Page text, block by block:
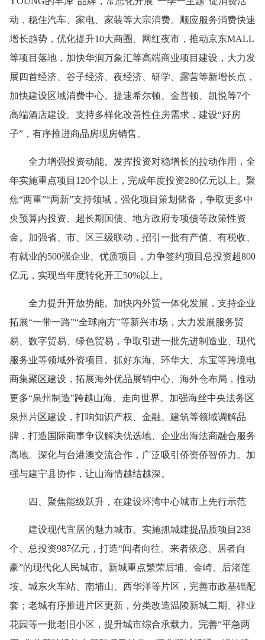
动，稳住汽车、家电、家装等大宗消费。顺应服务消费快速
增长趋势，优化提升10大商圈、网红夜市，推动京东MALL
等项目落地，加快华润万象汇等高端商业项目建设，大力发
展四首经济、谷子经济、夜经济、研学、露营等新增长点，
加快建设区域消费中心。提速希尔顿、金普顿、凯悦等7个
高端酒店建设。支持多样化改善性住房需求，建设“好房
子”，有序推进商品房现房销售。
全力增强投资动能。发挥投资对稳增长的拉动作用，全
年实施重点项目120个以上，完成年度投资280亿元以上。聚
焦“两重”“两新”支持领域，强化项目策划储备，争取更多中
央预算内投资、超长期国债、地方政府专项债等政策性资
金。加强省、市、区三级联动，招引一批有产值、有税收、
有就业的500强企业、优质项目，力争签约项目总投资超800
亿元，实现当年度转化开工50%以上。
全力提升开放势能。加快内外贸一体化发展，支持企业
拓展“一带一路”“全球南方”等新兴市场，大力发展服务贸
易、数字贸易、绿色贸易，争取引进一批先进制造业、现代
服务业等领域外资项目。抓好东海、环华大、东宝等跨境电
商集聚区建设，拓展海外优品展销中心、海外仓布局，推动
更多“泉州制造”跨越山海、走向世界。加强海丝中央法务区
泉州片区建设，打响知识产权、金融、建筑等领域调解品
牌，打造国际商事争议解决优选地、企业出海法商融合服务
高地。深化与台港澳交流合作，广泛吸引侨资侨智侨力。加
强与建宁县协作，让山海情越结越深。
四、聚焦能级跃升，在建设环湾中心城市上先行示范
建设现代宜居的魅力城市。实施抓城建提品质项目238
个、总投资987亿元，打造“闻者向往、来者依恋、居者自
豪”的现代化人民城市。新城重点繁荣后埔、金崎、后渚莲
垵、城东火车站、南埔山、西华洋等片区，完善市政基础配
套；老城有序推进片区更新，分类改造温陵新城二期、祥业
花园等一批老旧小区，提升城市综合承载力。完善“平急两